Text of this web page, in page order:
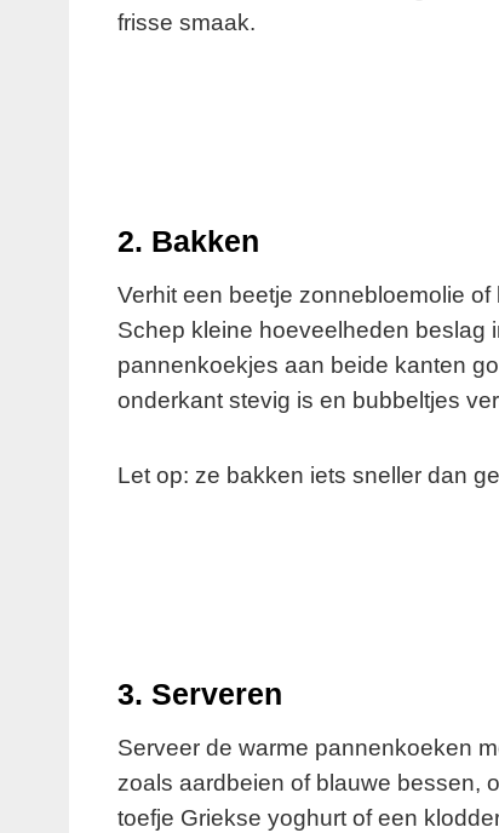
frisse smaak.
2. Bakken
Verhit een beetje zonnebloemolie
Schep kleine hoeveelheden beslag
pannenkoekjes aan beide kanten
onderkant stevig is en bubbeltjes
Let op: ze bakken iets sneller dan
3. Serveren
Serveer de warme pannenkoeken
zoals aardbeien of blauwe bessen,
toefje Griekse yoghurt of een